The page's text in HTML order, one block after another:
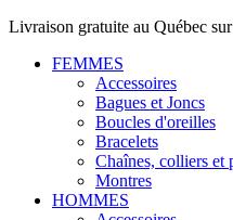
Livraison gratuite au Québec
FEMMES
Accessoires
Bagues et Joncs
Boucles d'oreilles
Bracelets
Chaînes, colliers et
Montres
HOMMES